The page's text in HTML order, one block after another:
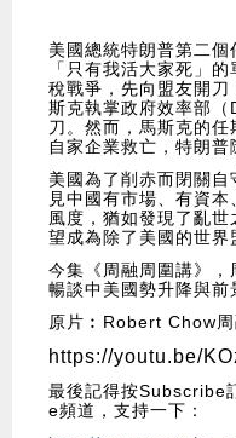
美國總統特朗普第二
「只有我活大家死」
稅戰爭，先向盟友開
斯克執掌政府效率部
刀。然而，馬斯克的
自家企業救亡，特朗普
美國為了削赤而閉關
見中國有市場、有資
風度，猶如發現了亂
望成為除了美國的世界
今集《周融周圍講》
暢談中美國勢升降與前
原片︰Robert Chow
https://youtu.be/
最後記得按Subscribe
e頻道，支持一下：